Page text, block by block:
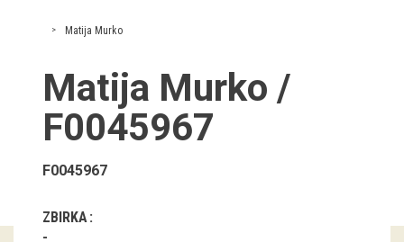
razstave
Stalne razstave
Občasne razstave
Gostovanja
E-razstave
Virtualni sprehodi
Matija Murko
Matija Murko /
F0045967
F0045967
ZBIRKA